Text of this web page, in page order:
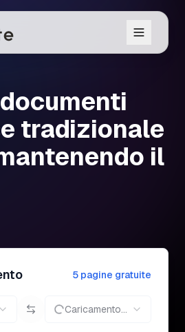
tradizionale
il
5 pagine gratuite
Caricamento...